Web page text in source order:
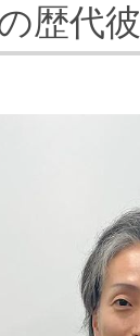
歴代